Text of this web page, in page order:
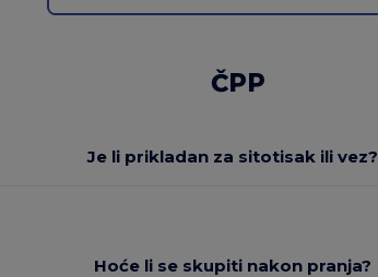
ČPP
Je li prikladan za sitotisak ili vez?
Hoće li se skupiti nakon pranja?